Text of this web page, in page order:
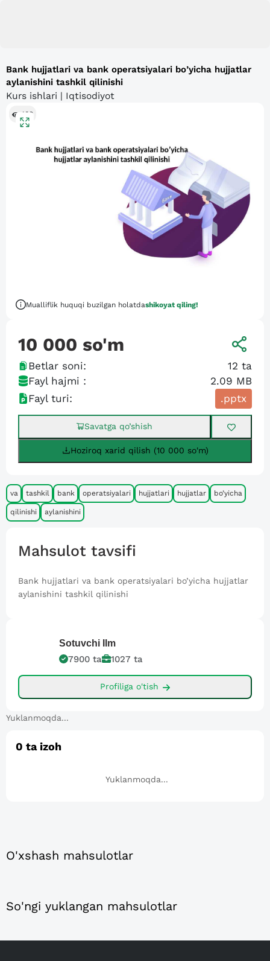
Bank hujjatlari va bank operatsiyalari bo’yicha hujjatlar
aylanishini tashkil qilinishi
Kurs ishlari | Iqtisodiyot
108
Mualliflik huquqi buzilgan holatdashikoyat qiling!
10 000 so'm
Betlar soni: 12 ta
Fayl hajmi :
2.09 MB
Fayl turi:
.pptx
Savatga qo’shish
Hoziroq xarid qilish (10 000 so'm)
va tashkil bank operatsiyalari hujjatlari hujjatlar bo’yicha
qilinishi aylanishini
Mahsulot tavsifi
Bank hujjatlari va bank operatsiyalari bo’yicha hujjatlar
aylanishini tashkil qilinishi
Sotuvchi Ilm
7900 ta 1027 ta
Profiliga o'tish
Yuklanmoqda...
0 ta izoh
Yuklanmoqda...
O'xshash mahsulotlar
So'ngi yuklangan mahsulotlar